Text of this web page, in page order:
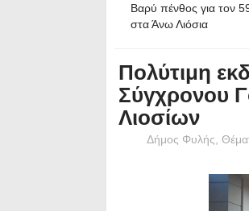
Βαρύ πένθος για τον
στα Άνω Λιόσια
Πολύτιμη
Σύγχρονου
Λιοσίων
Δήμος Φυλής